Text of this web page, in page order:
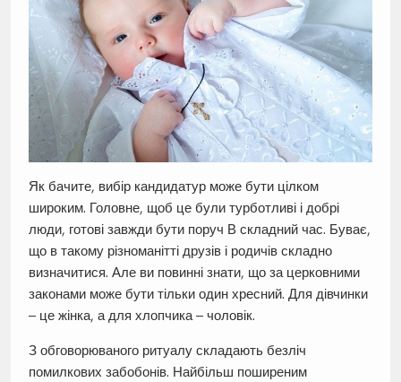
Як бачите, вибір кандидатур може бути цілком
широким. Головне, щоб це були турботливі і добрі
люди, готові завжди бути поруч В складний час. Буває,
що в такому різноманітті друзів і родичів складно
визначитися. Але ви повинні знати, що за церковними
законами може бути тільки один хресний. Для дівчинки
– це жінка, а для хлопчика – чоловік.
З обговорюваного ритуалу складають безліч
помилкових забобонів. Найбільш поширеним